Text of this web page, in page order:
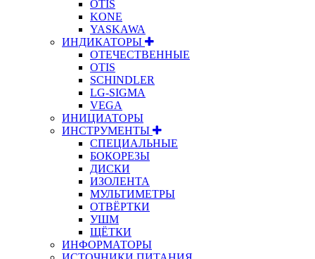
OTIS
KONE
YASKAWA
ИНДИКАТОРЫ
ОТЕЧЕСТВЕННЫЕ
OTIS
SCHINDLER
LG-SIGMA
VEGA
ИНИЦИАТОРЫ
ИНСТРУМЕНТЫ
СПЕЦИАЛЬНЫЕ
БОКОРЕЗЫ
ДИСКИ
ИЗОЛЕНТА
МУЛЬТИМЕТРЫ
ОТВЁРТКИ
УШМ
ЩЁТКИ
ИНФОРМАТОРЫ